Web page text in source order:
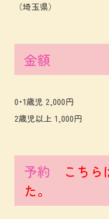
（埼玉県）
金額
0･1歳児 2,000円
2歳児以上 1,000円
予約
こちら
た。